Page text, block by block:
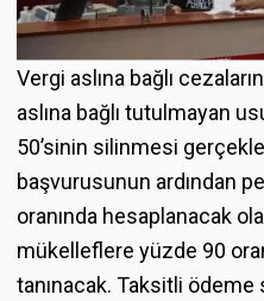
Vergi aslına bağlı
aslına bağlı tutulmayan
50’sinin silinmesi
başvurusunun ardından
oranında hesaplanacak
mükelleflere yüzde 90
tanınacak. Taksitli